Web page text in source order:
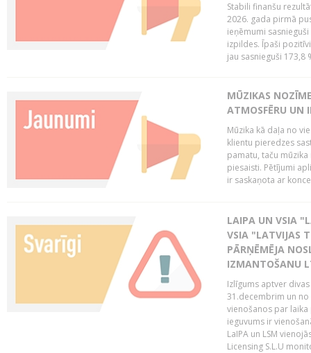
Stabili finanšu
2026. gada pirmā
ieņēmumi
izpildes. Īpaši
jau sasnieguši 173,8
MŪZIKAS
ATMOSFĒRU UN
Mūzika kā daļa no
klientu pieredzes
pamatu, taču
piesaisti. Pētījumi
ir saskaņota ar
LAIPA UN VSIA
VSIA "LATVIJAS
PĀRŅĒMĒJA
IZMANTOŠANU
Izlīgums aptver
31.decembrim un no
vienošanos par
ieguvums ir
LaIPA un LSM
Licensing S.L.U